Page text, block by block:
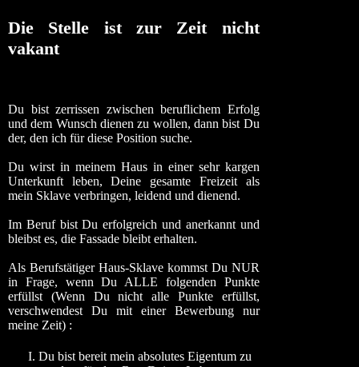
Die Stelle ist zur Zeit nicht
vakant
Du bist zerrissen zwischen beruflichem Erfolg
und dem Wunsch dienen zu wollen, dann bist Du
der, den ich für diese Position suche.
Du wirst in meinem Haus in einer sehr kargen
Unterkunft leben, Deine gesamte Freizeit als
mein Sklave verbringen, leidend und dienend.
Im Beruf bist Du erfolgreich und anerkannt und
bleibst es, die Fassade bleibt erhalten.
Als Berufstätiger Haus-Sklave kommst Du NUR
in Frage, wenn Du ALLE folgenden Punkte
erfüllst (Wenn Du nicht alle Punkte erfüllst,
verschwendest Du mit einer Bewerbung nur
meine Zeit) :
I. Du bist bereit mein absolutes Eigentum zu